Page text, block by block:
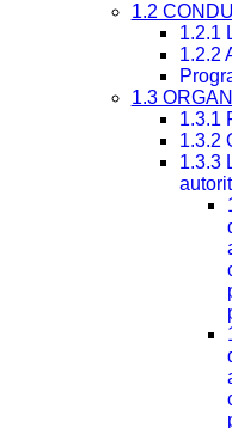
1.2
1.2.1
1.2.2
1.3
1.3.1
1.3.2
1.3.3